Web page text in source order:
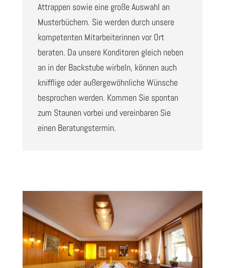
Attrappen sowie eine große Auswahl an
Musterbüchern. Sie werden durch unsere
kompetenten Mitarbeiterinnen vor Ort
beraten. Da unsere Konditoren gleich neben
an in der Backstube wirbeln, können auch
knifflige oder außergewöhnliche Wünsche
besprochen werden. Kommen Sie spontan
zum Staunen vorbei und vereinbaren Sie
einen Beratungstermin.